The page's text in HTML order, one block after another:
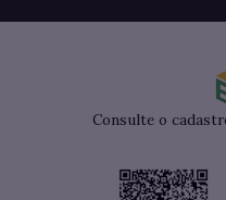
Consulte o